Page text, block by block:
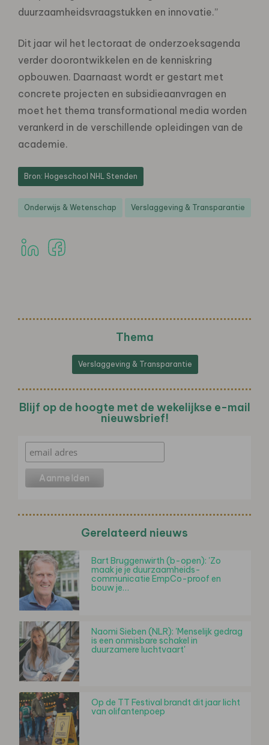
duurzaamheidsvraagstukken en innovatie.”
Dit jaar wil het lectoraat de onderzoeksagenda
verder doorontwikkelen en de kenniskring
opbouwen. Daarnaast wordt er gestart met
concrete projecten en subsidieaanvragen en
moet het thema transformational media worden
verankerd in de verschillende opleidingen van de
academie.
Bron: Hogeschool NHL Stenden
Onderwijs & Wetenschap Verslaggeving & Transparantie
Thema
Verslaggeving & Transparantie
Blijf op de hoogte met de wekelijkse e-mail
nieuwsbrief!
Gerelateerd nieuws
Bart Bruggenwirth (b-open): 'Zo
maak je je duurzaamheids-
communicatie EmpCo-proof en
bouw je…
Naomi Sieben (NLR): 'Menselijk gedrag
is een onmisbare schakel in
duurzamere luchtvaart'
Op de TT Festival brandt dit jaar licht
van olifantenpoep